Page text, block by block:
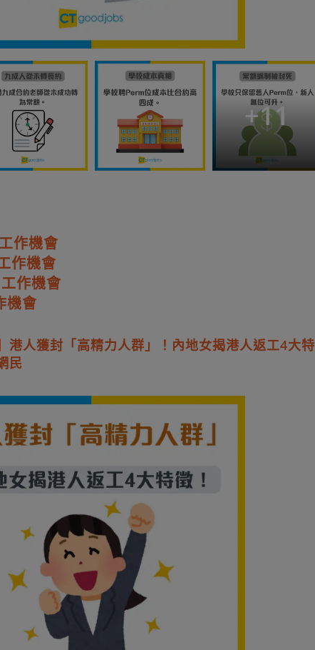
+11
作機會
作機會
作機會
機會
港人獲封「高精力人群」！內地女揭港人返工4大特
民